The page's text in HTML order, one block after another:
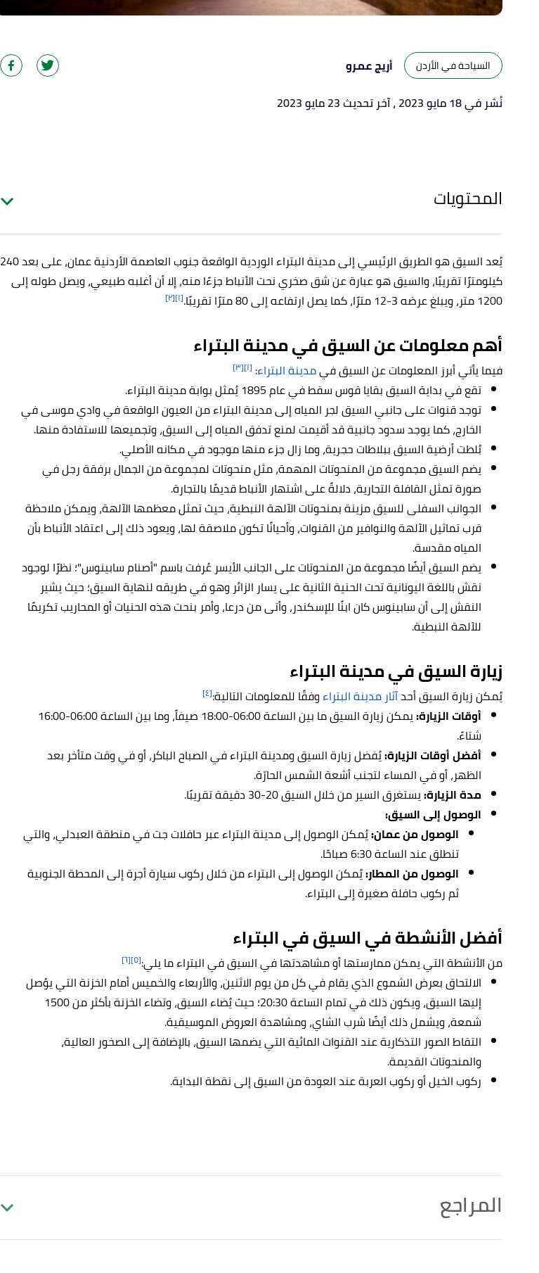
السياحة في الأردن
أريج عمرو
نُشر في 18 مايو 2023
، آخر تحديث 23 مايو 2023
المحتويات
يُعد السيق هو الطريق الرئيسي إلى مدينة البتراء الوردية الواقعة جنوب العاصمة الأردنية عمان، على بعد 240
كيلومترًا تقريبًا، والسيق هو عبارة عن شق صخري نحت الأنباط جزءًا منه، إلا أن أغلبه طبيعي، ويصل طوله إلى
1200 متر، ويبلغ عرضه 3-12 مترًا، كما يصل ارتفاعه إلى 80 مترًا تقريبًا.
[١] [٢]
أهم معلومات عن السيق في مدينة البتراء
فيما يأتي أبرز المعلومات عن السيق فيمدينة البتراء: [١] [٣]
تقع في بداية السيق بقايا قوس سقط في عام 1895 يُمثل بوابة مدينة البتراء.
توجد قنوات على جانبي السيق لجر المياه إلى مدينة البتراء من العيون الواقعة في وادي موسى في
الخارج، كما يوجد سدود جانبية قد أقيمت لمنع تدفق المياه إلى السيق، وتجميعها للاستفادة منها.
بُلطت أرضية السيق ببلاطات حجرية، وما زال جزء منها موجود في مكانه الأصلي.
يضم السيق مجموعة من المنحوتات المهمة، مثل منحوتات لمجموعة من الجمال برفقة رجل في
صورة تمثل القافلة التجارية، دلالةً على اشتهار الأنباط قديمًا بالتجارة.
الجوانب السفلى للسيق مزينة بمنحوتات الآلهة النبطية، حيث تمثل معظمها الآلهة، ويمكن ملاحظة
قرب تماثيل الآلهة والنوافير من القنوات، وأحيانًا تكون ملاصقة لها، ويعود ذلك إلى اعتقاد الأنباط بأن
المياه مقدسة.
يضم السيق أيضًا مجموعة من المنحوتات على الجانب الأيسر عُرفت باسم "أصنام سابينوس"؛ نظرًا لوجود
نقش باللغة اليونانية تحت الحنية الثانية على يسار الزائر وهو في طريقه لنهاية السيق؛ حيث يشير
النقش إلى أن سابينوس كان ابنًا للإسكندر، وأتى من درعا، وأمر بنحت هذه الحنيات أو المحاريب تكريمًا
للآلهة النبطية.
زيارة السيق في مدينة البتراء
يُمكن زيارة السيق أحدآثار مدينة البتراءوفقًا للمعلومات التالية:[٤]
أوقات الزيارة:
يمكن زيارة السيق ما بين الساعة 06:00-18:00 صيفاً، وما بين الساعة 06:00-16:00
شتاءً.
أفضل أوقات الزيارة:يُفضل زيارة السيق ومدينة البتراء في الصباح الباكر، أو في وقت متأخر بعد
الظهر، أو في المساء لتجنب أشعة الشمس الحارّة.
مدة الزيارة:يستغرق السير من خلال السيق 20-30 دقيقة تقريبًا.
الوصول إلى السيق:
الوصول من عمان:يُمكن الوصول إلى مدينة البتراء عبر حافلات جت في منطقة العبدلي، والتي
تنطلق عند الساعة 6:30 صباحًا.
الوصول من المطار:يُمكن الوصول إلى البتراء من خلال ركوب سيارة أجرة إلى المحطة الجنوبية
ثم ركوب حافلة صغيرة إلى البتراء.
أفضل الأنشطة في السيق في البتراء
من الأنشطة التي يمكن ممارستها أو مشاهدتها في السيق في البتراء ما يلي:[٥] [٦]
الالتحاق بعرض الشموع الذي يقام في كل من يوم الاثنين، والأربعاء والخميس أمام الخزنة التي يوُصل
إليها السيق، ويكون ذلك في تمام الساعة 20:30؛ حيث يُضاء السيق، وتضاء الخزنة بأكثر من 1500
شمعة، ويشمل ذلك أيضًا شرب الشاي، ومشاهدة العروض الموسيقية.
التقاط الصور التذكارية عند القنوات المائية التي يضمها السيق، بالإضافة إلى الصخور العالية،
والمنحوتات القديمة.
ركوب الخيل أو ركوب العربة عند العودة من السيق إلى نقطة البداية.
المراجع